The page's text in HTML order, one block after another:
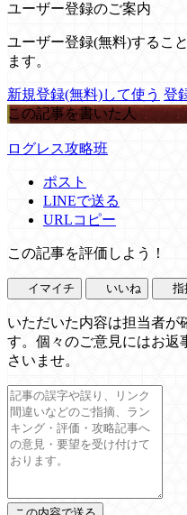
ユーザー登録のご案内
ユーザー登録(無料)するこ
ます。
新規登録(無料)して使う 登
この記事を書いた人
ログレス攻略班
ポスト
LINEで送る
URLコピー
この記事を評価しよう！
イマイチ いいね 指
いただいた内容は担当者が
す。個々のご意見にはお返
さいませ。